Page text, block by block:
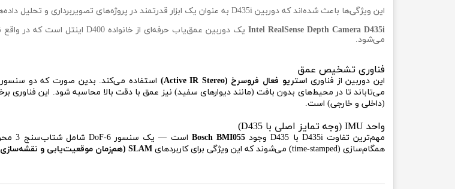
این ویژگی‌ها باعث شده‌اند که دوربین D435i به عنوان یک ابزار قدرتمند در پروژه‌های تصویربرداری و تحلیل داده‌ها شناخته شود.
Intel RealSense Depth Camera D435i
می‌شود.
فناوری تشخیص عمق
این دوربین از فناوری استریو فعال فروسرخ (Active IR Stereo)
(داخلی و خارجی) است.
واحد IMU (وجه تمایز اصلی با D435)
مهم‌ترین تفاوت D435i با D435 وجود Bosch BMI055
همگام‌سازی (time-stamped) می‌شوند که این ویژگی برای کاربردهای
SLAM (هم‌زمان موقعیت‌یابی و نقشه‌سازی)